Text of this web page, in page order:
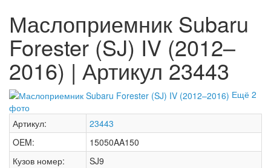
Маслоприемник Subaru
Forester (SJ) IV (2012–
2016) | Артикул 23443
Ещё 2
фото
Артикул:
23443
OEM:
15050AA150
Кузов номер:
SJ9